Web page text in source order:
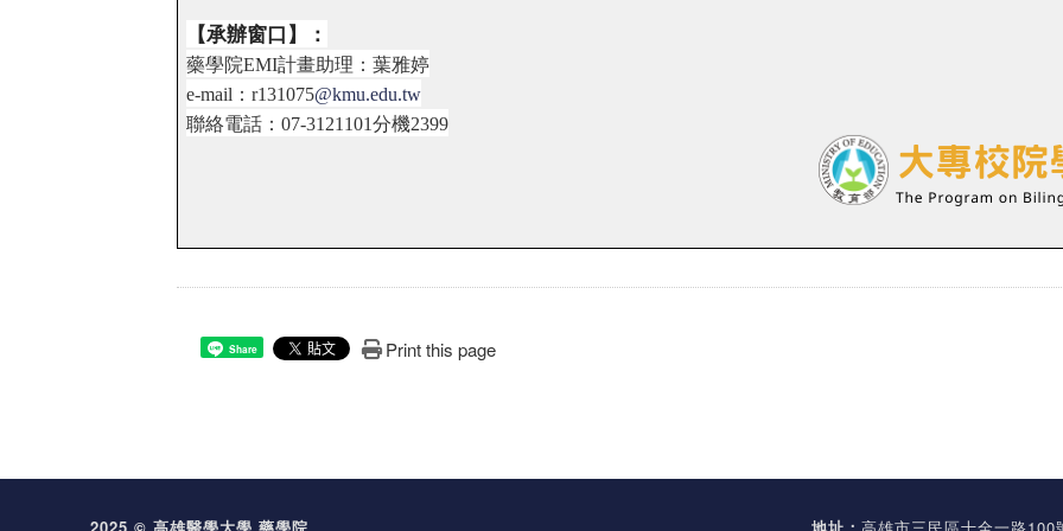
【承辦窗口】：
藥學院EMI計畫助理：葉雅婷
e-mail ：r131075@kmu.edu.tw
聯絡電話：07-3121101分機2399
Share Print this page